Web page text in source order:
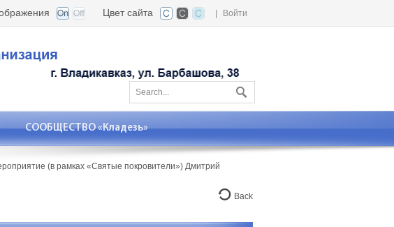
Войти
Цвет сайта
СООБЩЕСТВО «Кладезь»
(в рамках «Святые покровители») Дмитрий
Back